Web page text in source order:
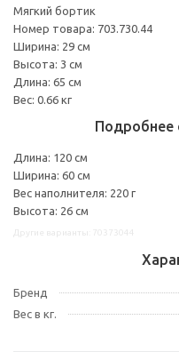
Мягкий бортик
Номер товара: 703.730.44
Ширина: 29 см
Высота: 3 см
Длина: 65 см
Вес: 0.66 кг
Подробнее
Длина: 120 см
Ширина: 60 см
Вес наполнителя: 220 г
Высота: 26 см
Бренд
Вес в кг.